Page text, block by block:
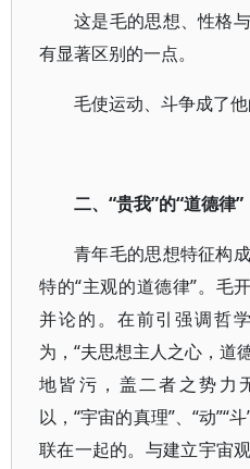
这是毛的思想、性格
有显著区别的一点。
毛使运动、斗争成了
二、“贵我”的“道德律”
青年毛的思想特征构
特的“主观的道德律”。毛
并论的。在前引强调哲
为，“夫思想主人之心，道
地皆污，盖二者之势力
以，“宇宙的真理”、“动”“
联在一起的。与建立宇宙